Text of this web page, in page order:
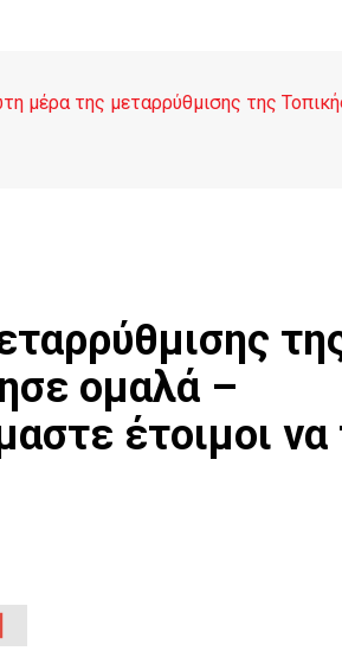
μέρα της μεταρρύθμισης της
ομαλά –
έτοιμοι να